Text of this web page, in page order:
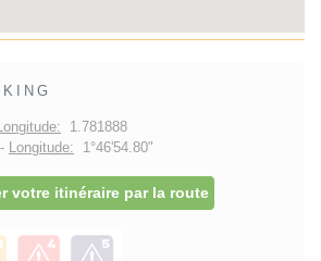
1.781888
Longitude: 1°46'54.80"
votre itinéraire par la route